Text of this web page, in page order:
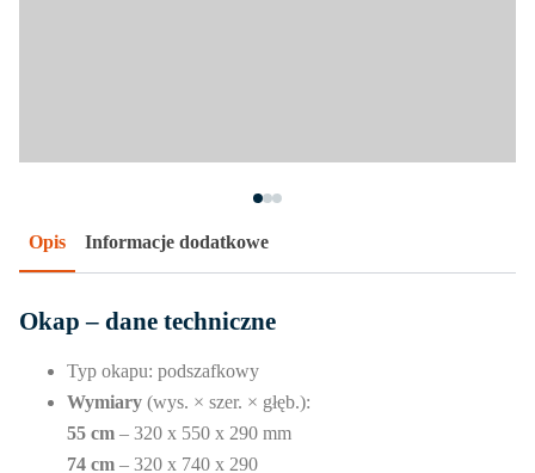
Opis Informacje dodatkowe
Okap – dane techniczne
Typ okapu: podszafkowy
Wymiary (wys. × szer. × głęb.):
55 cm – 320 x 550 x 290 mm
74 cm – 320 x 740 x 290